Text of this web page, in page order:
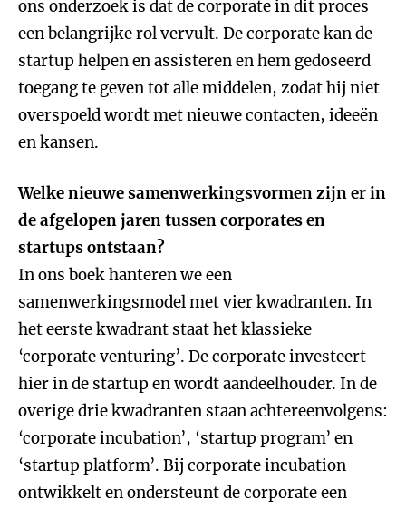
ons onderzoek is dat de corporate in dit proces
een belangrijke rol vervult. De corporate kan de
startup helpen en assisteren en hem gedoseerd
toegang te geven tot alle middelen, zodat hij niet
overspoeld wordt met nieuwe contacten, ideeën
en kansen.
Welke nieuwe samenwerkingsvormen zijn er in
de afgelopen jaren tussen corporates en
startups ontstaan?
In ons boek hanteren we een
samenwerkingsmodel met vier kwadranten. In
het eerste kwadrant staat het klassieke
‘corporate venturing’. De corporate investeert
hier in de startup en wordt aandeelhouder. In de
overige drie kwadranten staan achtereenvolgens:
‘corporate incubation’, ‘startup program’ en
‘startup platform’. Bij corporate incubation
ontwikkelt en ondersteunt de corporate een